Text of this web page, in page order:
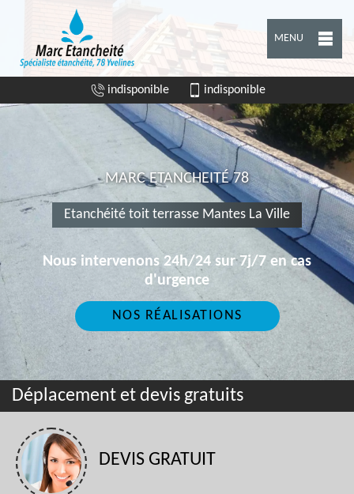
MENU
indisponible indisponible
MARC ETANCHEITÉ 78
Etanchéité toit terrasse Mantes La Ville
Nous intervenons 24h/24 sur 7j/7 en cas
d'urgence
NOS RÉALISATIONS
Déplacement et devis gratuits
DEVIS GRATUIT